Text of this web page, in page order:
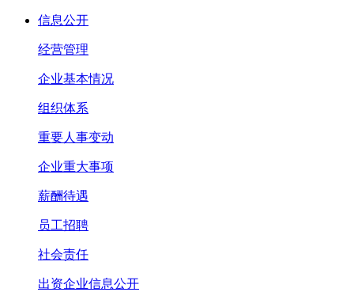
信息公开
经营管理
企业基本情况
组织体系
重要人事变动
企业重大事项
薪酬待遇
员工招聘
社会责任
出资企业信息公开